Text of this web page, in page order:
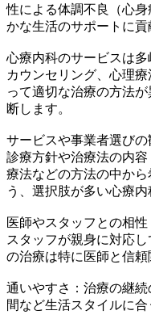
性による体調不良（心
かな生活のサポートに貢
心療内科のサービスは多
カウンセリング、心理
って適切な治療の方法
断します。
サービスや事業者選びの
診療方針や治療法の内
療法などの方法の中か
う、選択肢が多い心療
医師やスタッフとの相
スタッフが親身に対応
の治療は特に医師と信
通いやすさ：治療の継
間など生活スタイルに